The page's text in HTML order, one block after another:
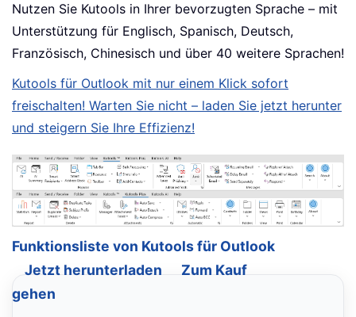
Nutzen Sie Kutools in Ihrer bevorzugten Sprache – mit
Unterstützung für Englisch, Spanisch, Deutsch,
Französisch, Chinesisch und über 40 weitere Sprachen!
Kutools für Outlook mit nur einem Klick sofort
freischalten! Warten Sie nicht – laden Sie jetzt herunter
und steigern Sie Ihre Effizienz!
Funktionsliste von Kutools für Outlook
Jetzt herunterladen
Zum Kauf
gehen